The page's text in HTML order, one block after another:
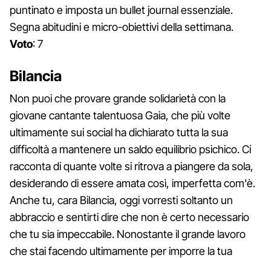
puntinato e imposta un bullet journal essenziale.
Segna abitudini e micro-obiettivi della settimana.
Voto: 7
Bilancia
Non puoi che provare grande solidarietà con la
giovane cantante talentuosa Gaia, che più volte
ultimamente sui social ha dichiarato tutta la sua
difficoltà a mantenere un saldo equilibrio psichico. Ci
racconta di quante volte si ritrova a piangere da sola,
desiderando di essere amata così, imperfetta com'è.
Anche tu, cara Bilancia, oggi vorresti soltanto un
abbraccio e sentirti dire che non è certo necessario
che tu sia impeccabile. Nonostante il grande lavoro
che stai facendo ultimamente per imporre la tua